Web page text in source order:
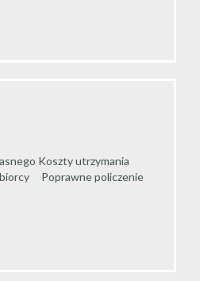
Koszty utrzymania
Poprawne policzenie